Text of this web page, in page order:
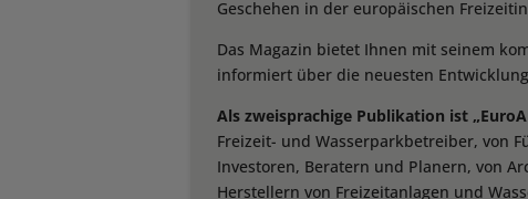
Geschehen in der europäischen
Das Magazin bietet Ihnen mit seinem
informiert über die neuesten
Als zweisprachige Publikation ist
Freizeit- und Wasserparkbetreiber, von
Investoren, Beratern und Planern, von
Herstellern von Freizeitanlagen und